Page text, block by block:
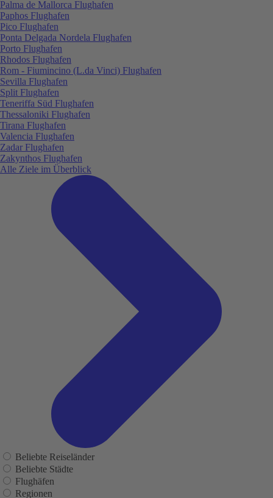
Palma de Mallorca Flughafen
Paphos Flughafen
Pico Flughafen
Ponta Delgada Nordela Flughafen
Porto Flughafen
Rhodos Flughafen
Rom - Fiumincino (L.da Vinci) Flughafen
Sevilla Flughafen
Split Flughafen
Teneriffa Süd Flughafen
Thessaloniki Flughafen
Tirana Flughafen
Valencia Flughafen
Zadar Flughafen
Zakynthos Flughafen
Alle Ziele im Überblick
Beliebte Reiseländer
Beliebte Städte
Flughäfen
Regionen